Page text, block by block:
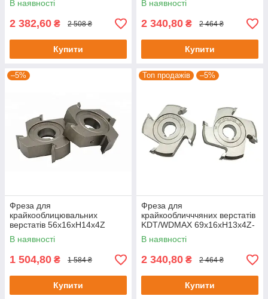
В наявності
2 382,60 ₴ 2 508 ₴
Купити
В наявності
2 340,80 ₴ 2 464 ₴
Купити
–5%
Фреза для
крайкооблицювальних
верстатів 56х16хH14х4Z
В наявності
1 504,80 ₴ 1 584 ₴
Купити
Топ продажів –5%
Фреза для
крайкообличччяних верстатів
KDT/WDMAX 69х16хH13х4Z-
R3
В наявності
2 340,80 ₴ 2 464 ₴
Купити